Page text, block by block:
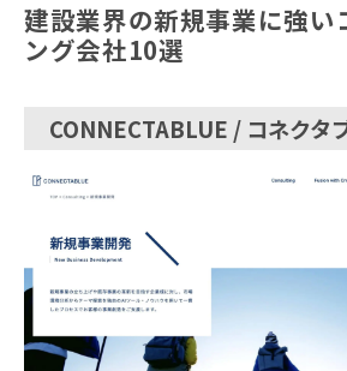
建設業界の新規事業に強い
ング会社10選
CONNECTABLUE / コネクタ